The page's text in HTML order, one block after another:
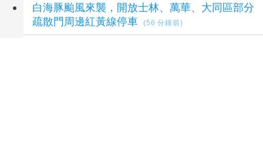
白海豚颱風來襲，開放士林、萬華、大同區部分
疏散門周邊紅黃線停車
(56 分鐘前)